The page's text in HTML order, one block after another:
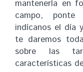
mantenerla en
campo,
indícanos el día
te daremos
sobre las
características